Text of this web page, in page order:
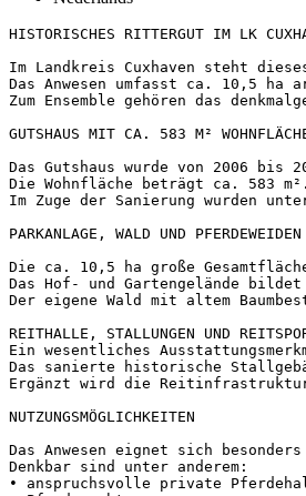
HISTORISCHES RITTERGUT IM LK
Im Landkreis Cuxhaven steht
Das Anwesen umfasst ca. 10,5
Zum Ensemble gehören das
GUTSHAUS MIT CA. 583 M²
Das Gutshaus wurde von 2006
Die Wohnfläche beträgt ca. 583
Im Zuge der Sanierung wurden
PARKANLAGE, WALD UND PFERDEWEIDEN
Die ca. 10,5 ha große
Das Hof- und Gartengelände
Der eigene Wald mit altem
REITHALLE, STALLUNGEN UND
Ein wesentliches
Das sanierte historische
Ergänzt wird die
NUTZUNGSMÖGLICHKEITEN
Das Anwesen eignet sich
Denkbar sind unter anderem:
• anspruchsvolle private